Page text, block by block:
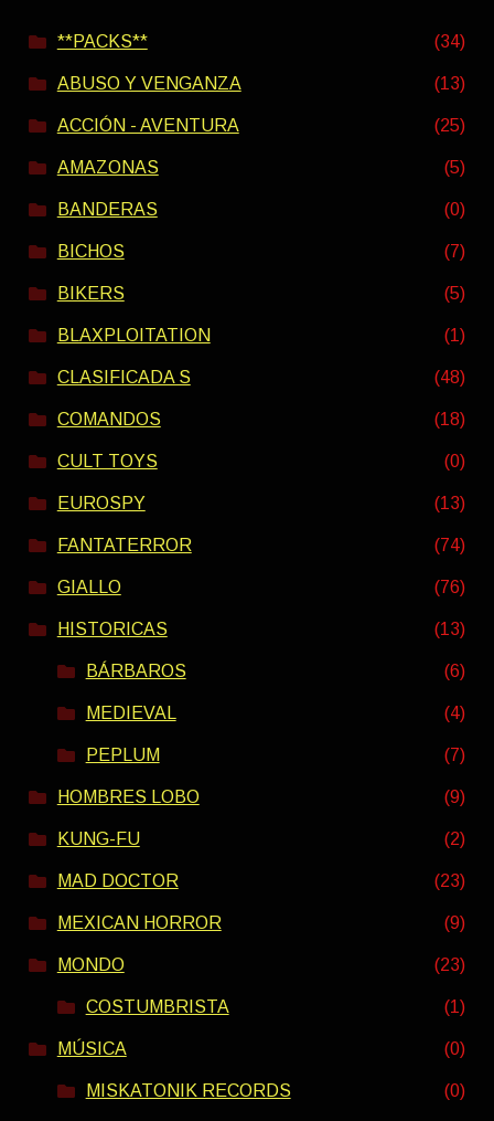
**PACKS** (34)
ABUSO Y VENGANZA (13)
ACCIÓN - AVENTURA (25)
AMAZONAS (5)
BANDERAS (0)
BICHOS (7)
BIKERS (5)
BLAXPLOITATION (1)
CLASIFICADA S (48)
COMANDOS (18)
CULT TOYS (0)
EUROSPY (13)
FANTATERROR (74)
GIALLO (76)
HISTORICAS (13)
BÁRBAROS (6)
MEDIEVAL (4)
PEPLUM (7)
HOMBRES LOBO (9)
KUNG-FU (2)
MAD DOCTOR (23)
MEXICAN HORROR (9)
MONDO (23)
COSTUMBRISTA (1)
MÚSICA (0)
MISKATONIK RECORDS (0)